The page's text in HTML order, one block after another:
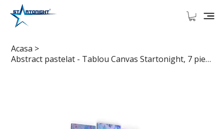
Acasa >
Abstract pastelat - Tablou Canvas Startonight, 7 piese